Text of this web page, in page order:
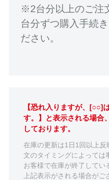
※2台分以上のご注
台分ずつ購入手続
ださい。
【恐れ入りますが、[○○]
す。】と表示される場合
しております。
在庫の更新は1日1回以上
文のタイミングによっては
お客様で在庫が終了してい
上記表示がされる場合がご